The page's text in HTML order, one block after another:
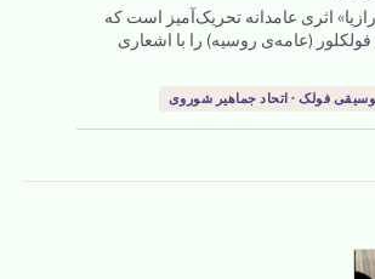
اثری عامدانه تحریک‌آمیز است که
(عامه‌ی روسیه) را با اشعاری